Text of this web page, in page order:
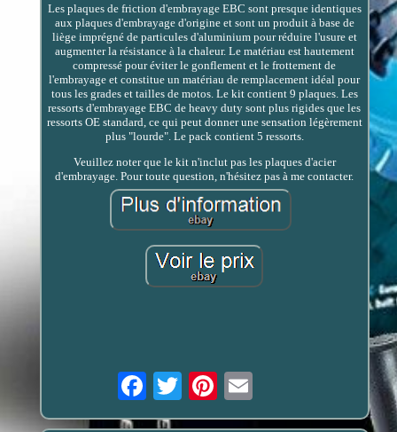
Les plaques de friction d'embrayage EBC sont presque identiques
aux plaques d'embrayage d'origine et sont un produit à base de
liège imprégné de particules d'aluminium pour réduire l'usure et
augmenter la résistance à la chaleur. Le matériau est hautement
compressé pour éviter le gonflement et le frottement de
l'embrayage et constitue un matériau de remplacement idéal pour
tous les grades et tailles de motos. Le kit contient 9 plaques. Les
ressorts d'embrayage EBC de heavy duty sont plus rigides que les
ressorts OE standard, ce qui peut donner une sensation légèrement
plus "lourde". Le pack contient 5 ressorts.
Veuillez noter que le kit n'inclut pas les plaques d'acier
d'embrayage. Pour toute question, n'hésitez pas à me contacter.
Email